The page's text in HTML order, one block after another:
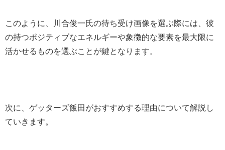
このように、川合俊一氏の待ち受け画像を選ぶ際には、彼
の持つポジティブなエネルギーや象徴的な要素を最大限に
活かせるものを選ぶことが鍵となります。
次に、ゲッターズ飯田がおすすめする理由について解説し
ていきます。